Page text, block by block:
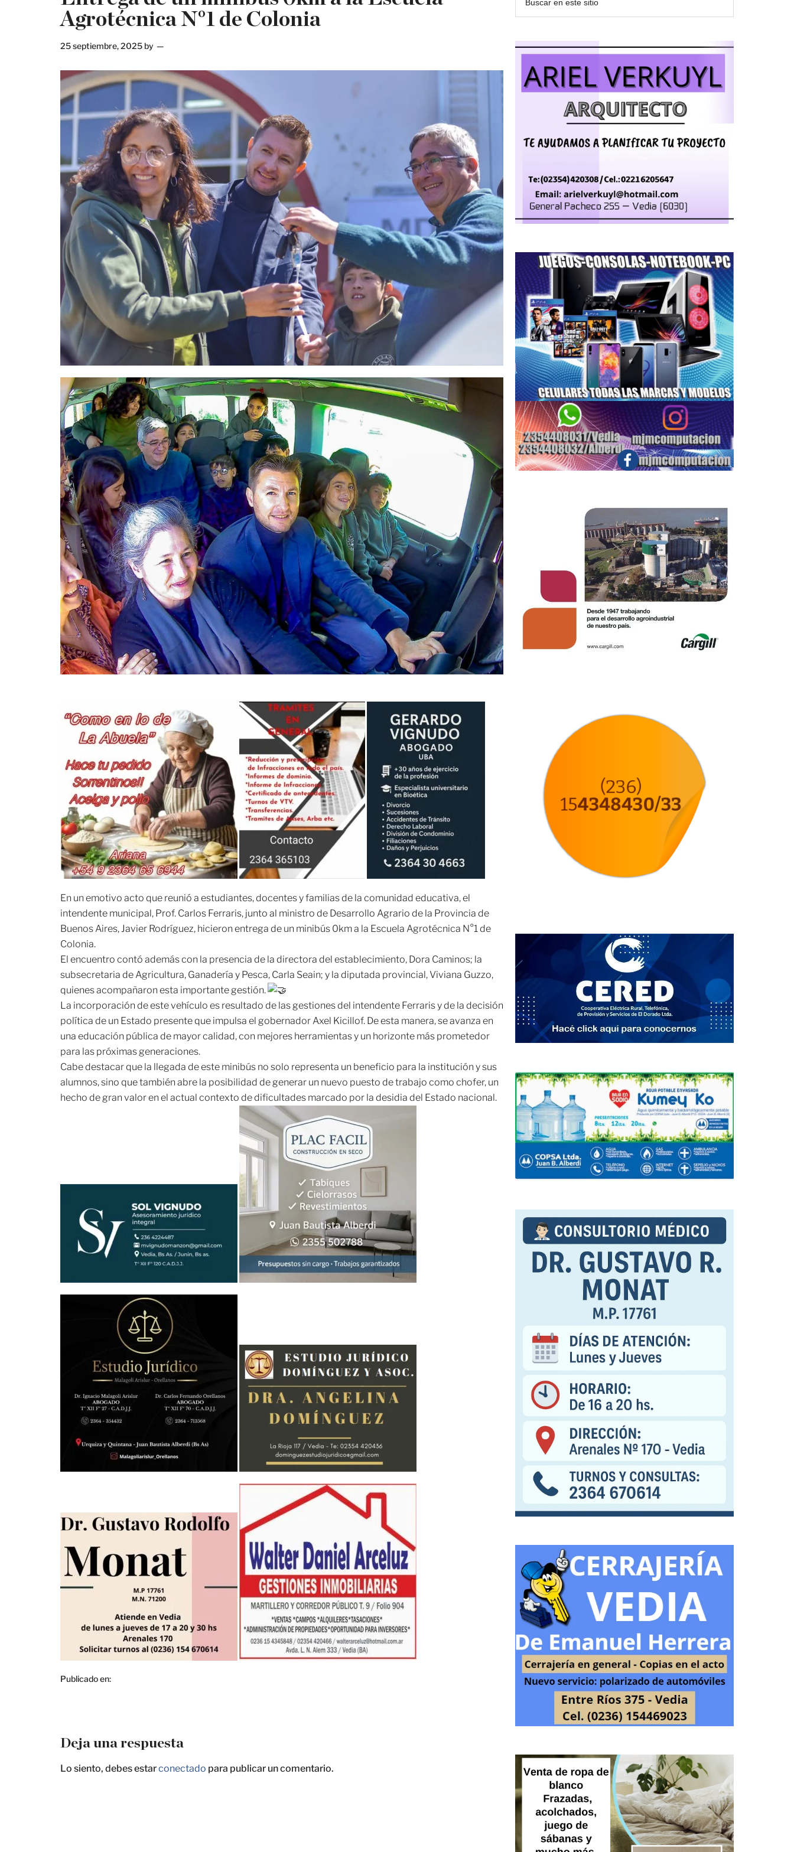
Agrotécnica N°1 de Colonia
25 septiembre, 2025 by
En un emotivo acto que reunió a estudiantes, docentes y familias de la comunidad educativa, el
intendente municipal, Prof. Carlos Ferraris, junto al ministro de Desarrollo Agrario de la Provincia de
Buenos Aires, Javier Rodríguez, hicieron entrega de un minibús 0km a la Escuela Agrotécnica N°1 de
Colonia.
El encuentro contó además con la presencia de la directora del establecimiento, Dora Caminos; la
subsecretaria de Agricultura, Ganadería y Pesca, Carla Seain; y la diputada provincial, Viviana Guzzo,
quienes acompañaron esta importante gestión.
La incorporación de este vehículo es resultado de las gestiones del intendente Ferraris y de la decisión
política de un Estado presente que impulsa el gobernador Axel Kicillof. De esta manera, se avanza en
una educación pública de mayor calidad, con mejores herramientas y un horizonte más prometedor
para las próximas generaciones.
Cabe destacar que la llegada de este minibús no solo representa un beneficio para la institución y sus
alumnos, sino que también abre la posibilidad de generar un nuevo puesto de trabajo como chofer, un
hecho de gran valor en el actual contexto de dificultades marcado por la desidia del Estado nacional.
Publicado en:
Deja una respuesta
Lo siento, debes estarconectado para publicar un comentario.